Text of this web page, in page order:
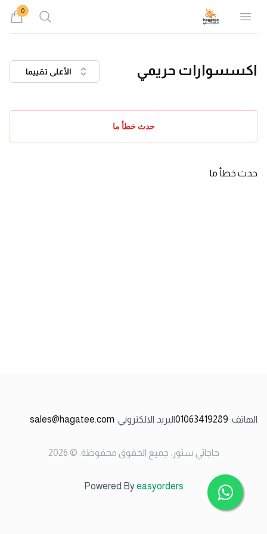
Open menu
Search
0
bag
اكسسوارات حريمي الأعلى تقييما
حدث خطأ ما
حدث خطأ ما
الهاتف:
01063419289البريد الالكتروني:
sales@hagatee.com
حاجاتي ستور جميع الحقوق محفوظة . ©
2026
Powered By easyorders